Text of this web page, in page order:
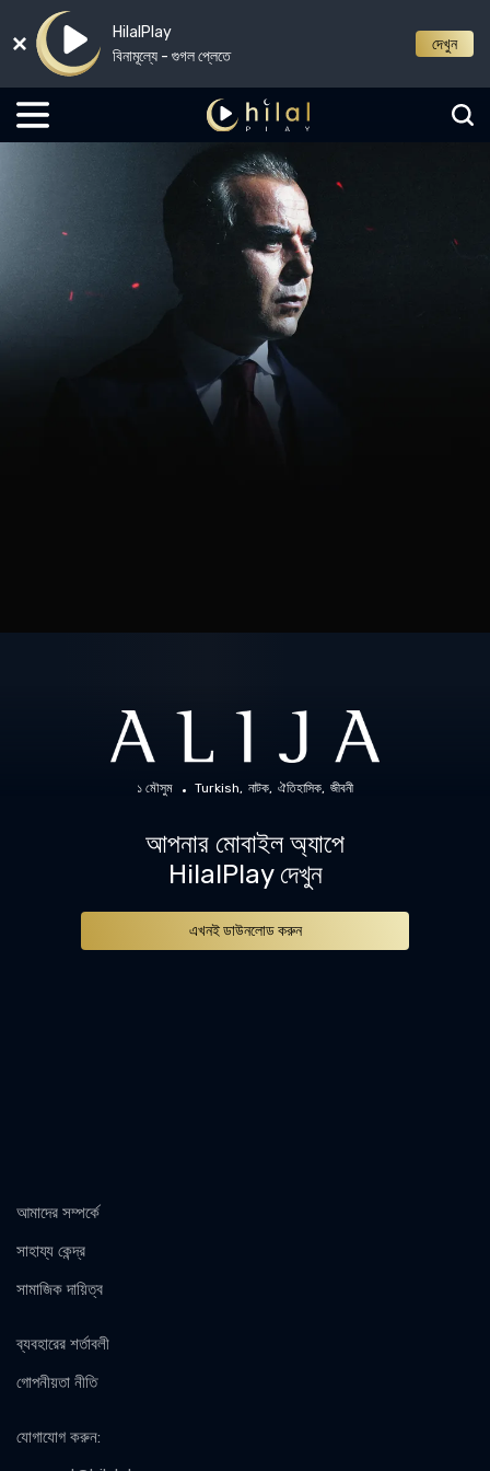
HilalPlay
বিনামূল্যে - গুগল প্লেতে
দেখুন
১ মৌসুম Turkish নাটক ঐতিহাসিক জীবনী
আপনার মোবাইল অ্যাপে
HilalPlay দেখুন
এখনই ডাউনলোড করুন
আমাদের সম্পর্কে
সাহায্য কেন্দ্র
সামাজিক দায়িত্ব
ব্যবহারের শর্তাবলী
গোপনীয়তা নীতি
যোগাযোগ করুন: